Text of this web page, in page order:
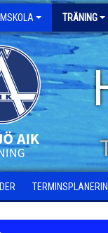
TRÄNING